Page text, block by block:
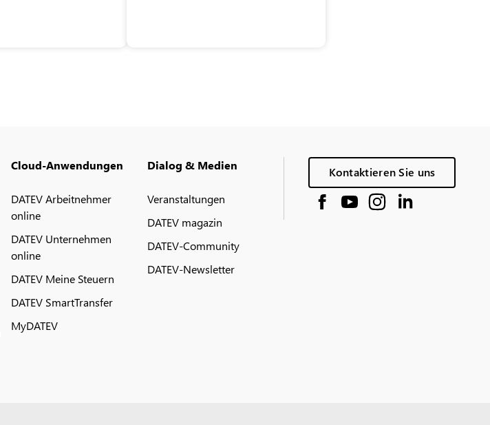
Cloud-Anwendungen
DATEV Arbeitnehmer
online
DATEV Unternehmen
online
DATEV Meine Steuern
DATEV SmartTransfer
MyDATEV
Dialog & Medien
Veranstaltungen
DATEV magazin
DATEV-Community
DATEV-Newsletter
Kontaktieren Sie uns